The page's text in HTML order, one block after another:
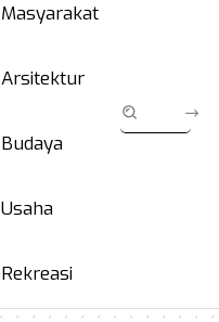
Masyarakat
Arsitektur
Budaya
Usaha
Rekreasi